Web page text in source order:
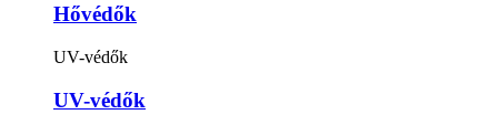
Hővédők
UV-védők
UV-védők